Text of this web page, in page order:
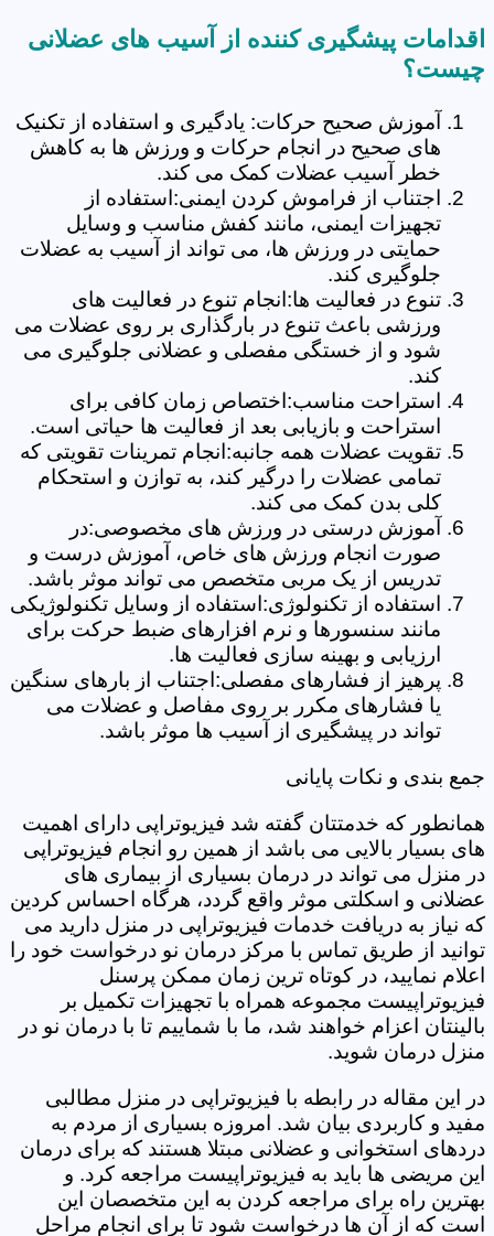
اقدامات پیشگیری کننده از آسیب های عضلانی
چیست؟
آموزش صحیح حرکات: یادگیری و استفاده از تکنیک
های صحیح در انجام حرکات و ورزش ها به کاهش
خطر آسیب عضلات کمک می کند.
اجتناب از فراموش کردن ایمنی:استفاده از
تجهیزات ایمنی، مانند کفش مناسب و وسایل
حمایتی در ورزش ها، می تواند از آسیب به عضلات
جلوگیری کند.
تنوع در فعالیت ها:انجام تنوع در فعالیت های
ورزشی باعث تنوع در بارگذاری بر روی عضلات می
شود و از خستگی مفصلی و عضلانی جلوگیری می
کند.
استراحت مناسب:اختصاص زمان کافی برای
استراحت و بازیابی بعد از فعالیت ها حیاتی است.
تقویت عضلات همه جانبه:انجام تمرینات تقویتی که
تمامی عضلات را درگیر کند، به توازن و استحکام
کلی بدن کمک می کند.
آموزش درستی در ورزش های مخصوصی:در
صورت انجام ورزش های خاص، آموزش درست و
تدریس از یک مربی متخصص می تواند موثر باشد.
استفاده از تکنولوژی:استفاده از وسایل تکنولوژیکی
مانند سنسورها و نرم افزارهای ضبط حرکت برای
ارزیابی و بهینه سازی فعالیت ها.
پرهیز از فشارهای مفصلی:اجتناب از بارهای سنگین
یا فشارهای مکرر بر روی مفاصل و عضلات می
تواند در پیشگیری از آسیب ها موثر باشد.
جمع بندی و نکات پایانی
همانطور که خدمتتان گفته شد فیزیوتراپی دارای اهمیت
های بسیار بالایی می باشد از همین رو انجام فیزیوتراپی
در منزل می تواند در درمان بسیاری از بیماری های
عضلانی و اسکلتی موثر واقع گردد، هرگاه احساس کردین
که نیاز به دریافت خدمات فیزیوتراپی در منزل دارید می
توانید از طریق تماس با مرکز درمان نو درخواست خود را
اعلام نمایید، در کوتاه ترین زمان ممکن پرسنل
فیزیوتراپیست مجموعه همراه با تجهیزات تکمیل بر
بالینتان اعزام خواهند شد، ما با شماییم تا با درمان نو در
منزل درمان شوید.
در این مقاله در رابطه با فیزیوتراپی در منزل مطالبی
مفید و کاربردی بیان شد. امروزه بسیاری از مردم به
دردهای استخوانی و عضلانی مبتلا هستند که برای درمان
این مریضی ها باید به فیزیوتراپیست مراجعه کرد. و
بهترین راه برای مراجعه کردن به این متخصصان این
است که از آن ها درخواست شود تا برای انجام مراحل